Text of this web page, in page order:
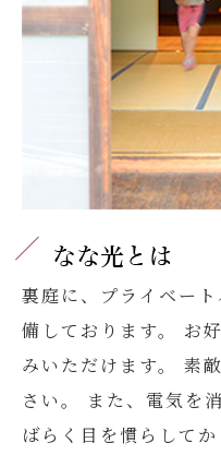
裏庭に、プライベー
備しております。
お
みいただけます。
素
さい。
また、電気を
ばらく目を慣らして